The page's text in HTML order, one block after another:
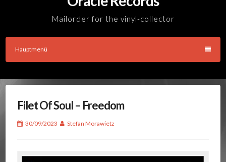
Mailorder for the vinyl-collector
Hauptmenü
Filet Of Soul – Freedom
30/09/2023 Stefan Morawietz